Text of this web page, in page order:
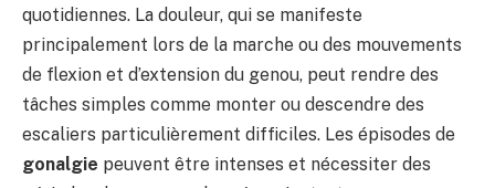
quotidiennes. La douleur, qui se manifeste
principalement lors de la marche ou des mouvements
de flexion et d’extension du genou, peut rendre des
tâches simples comme monter ou descendre des
escaliers particulièrement difficiles. Les épisodes de
gonalgie peuvent être intenses et nécessiter des